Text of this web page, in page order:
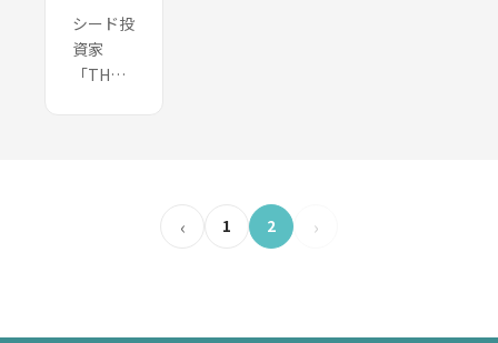
シード投
資家
「THE
‹ 1 2 ›